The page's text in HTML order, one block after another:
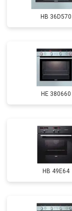
HB 36D570
HE 380660
HB 49E64